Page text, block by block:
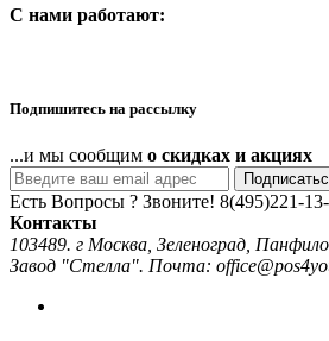
C нами работают:
Подпишитесь на рассылку
...и мы сообщим о скидках и акциях
Есть Вопросы ? Звоните! 8(495)221-
Контакты
103489. г Москва, Зеленоград,
Завод "Стелла". Почта: